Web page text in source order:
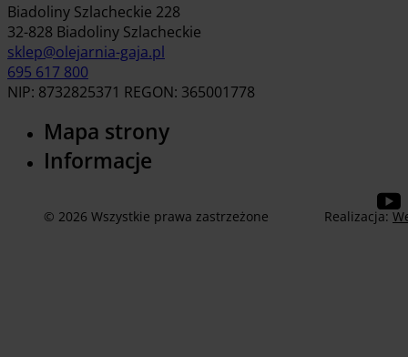
Biadoliny Szlacheckie 228
32-828 Biadoliny Szlacheckie
sklep@olejarnia-gaja.pl
695 617 800
NIP: 8732825371 REGON: 365001778
Mapa strony
Informacje
© 2026 Wszystkie prawa zastrzeżone Realizacja: